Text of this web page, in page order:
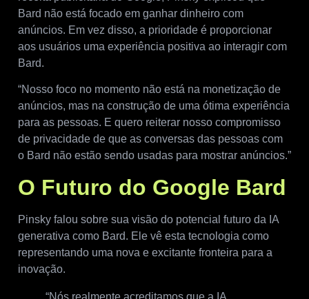
Bard não está focado em ganhar dinheiro com
anúncios. Em vez disso, a prioridade é proporcionar
aos usuários uma experiência positiva ao interagir com
Bard.
“Nosso foco no momento não está na monetização de
anúncios, mas na construção de uma ótima experiência
para as pessoas. E quero reiterar nosso compromisso
de privacidade de que as conversas das pessoas com
o Bard não estão sendo usadas para mostrar anúncios.”
O Futuro do Google Bard
Pinsky falou sobre sua visão do potencial futuro da IA ​​
generativa como Bard. Ele vê esta tecnologia como
representando uma nova e excitante fronteira para a
inovação.
“Nós realmente acreditamos que a IA